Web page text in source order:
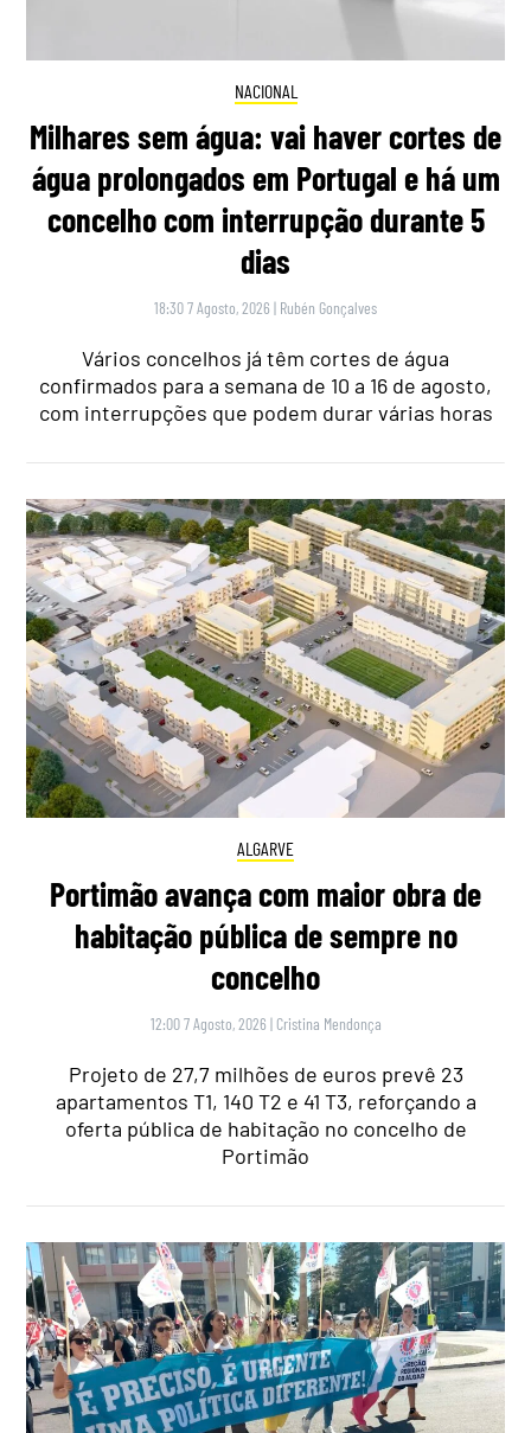
NACIONAL
Milhares sem água: vai haver cortes de
água prolongados em Portugal e há um
concelho com interrupção durante 5
dias
18:30 7 Agosto, 2026 | Rubén Gonçalves
Vários concelhos já têm cortes de água
confirmados para a semana de 10 a 16 de agosto,
com interrupções que podem durar várias horas
ALGARVE
Portimão avança com maior obra de
habitação pública de sempre no
concelho
12:00 7 Agosto, 2026 | Cristina Mendonça
Projeto de 27,7 milhões de euros prevê 23
apartamentos T1, 140 T2 e 41 T3, reforçando a
oferta pública de habitação no concelho de
Portimão